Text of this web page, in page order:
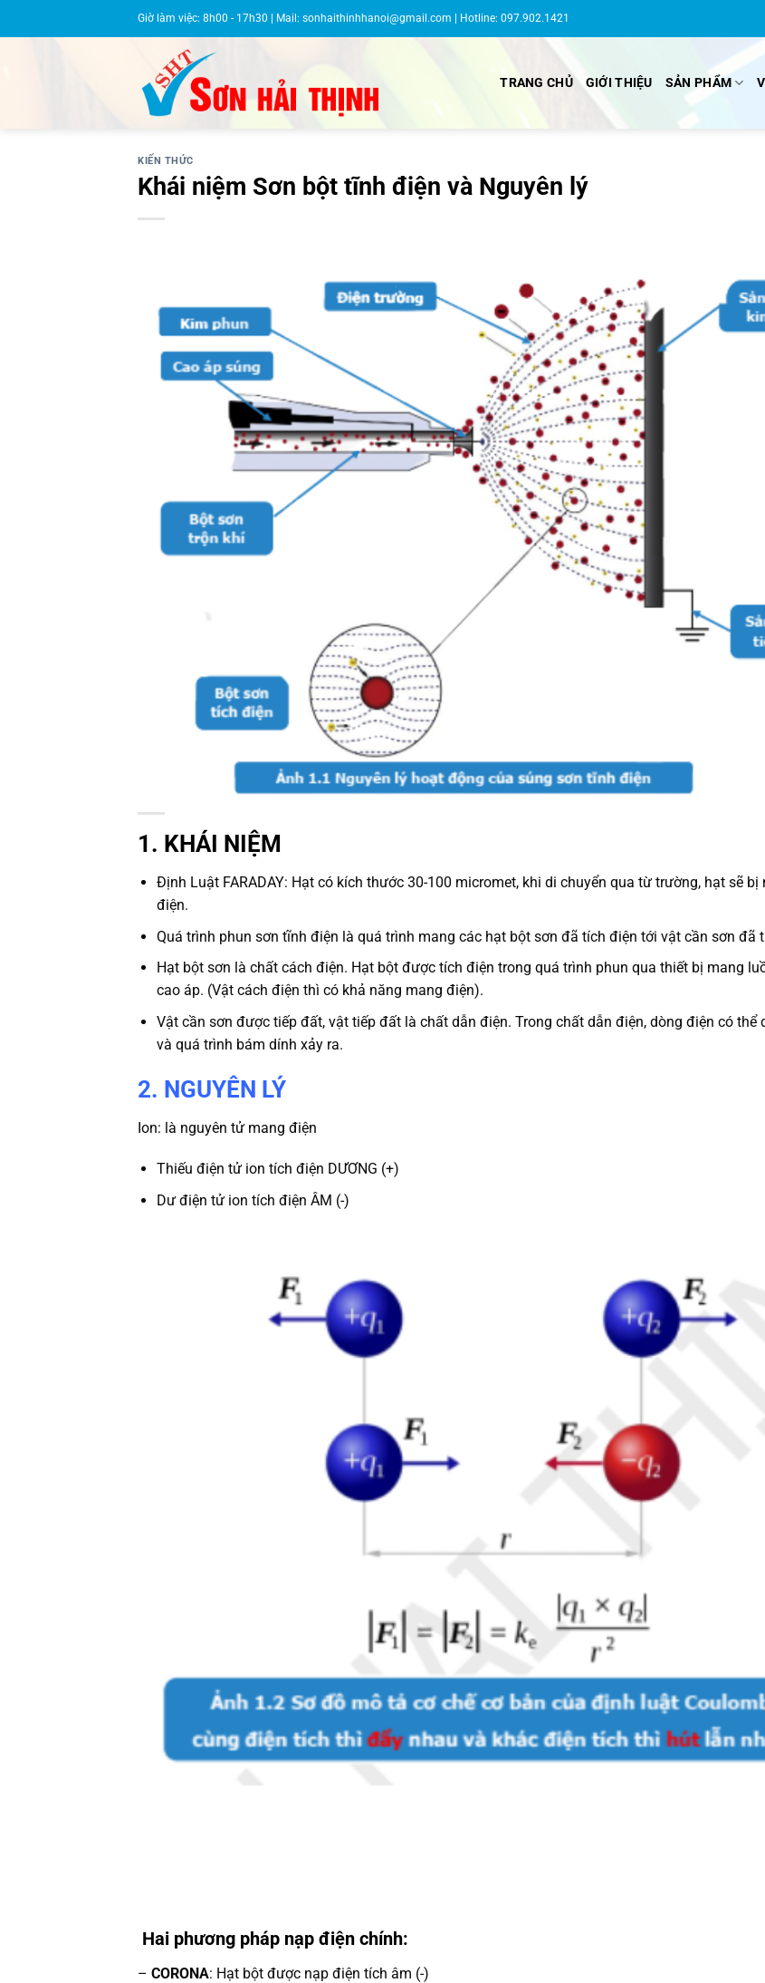
qua
Giờ làm việc: 8h00 - 17h30 | Mail: sonhaithinhhanoi@gmail.com | Hotline: 097.902.1421
TRANG CHỦ GIỚI THIỆU SẢN PHẨM
KIẾN THỨC
Khái niệm Sơn bột tĩnh điện và Nguyên lý
1. KHÁI NIỆM
Định Luật FARADAY: Hạt có kích thước 30-100 micromet, khi di chuyển qua từ trường, hạt sẽ bị
điện.
Quá trình phun sơn tĩnh điện là quá trình mang các hạt bột sơn đã tích điện tới vật cần sơn đã
Hạt bột sơn là chất cách điện. Hạt bột được tích điện trong quá trình phun qua thiết bị mang
cao áp. (Vật cách điện thì có khả năng mang điện).
Vật cần sơn được tiếp đất, vật tiếp đất là chất dẫn điện. Trong chất dẫn điện, dòng điện có thể
và quá trình bám dính xảy ra.
2. NGUYÊN LÝ
Ion: là nguyên tử mang điện
Thiếu điện tử ion tích điện DƯƠNG (+)
Dư điện tử ion tích điện ÂM (-)
Hai phương pháp nạp điện chính:
– CORONA: Hạt bột được nạp điện tích âm (-)